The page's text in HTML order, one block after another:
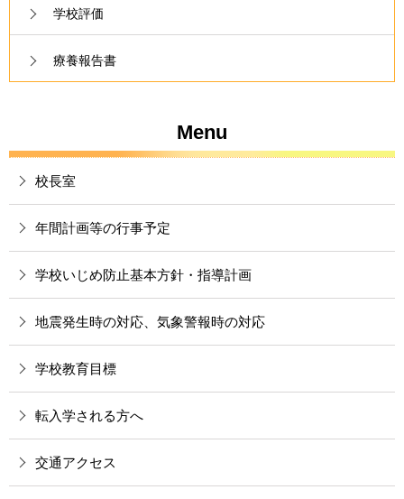
学校評価
療養報告書
Menu
校長室
年間計画等の行事予定
学校いじめ防止基本方針・指導計画
地震発生時の対応、気象警報時の対応
学校教育目標
転入学される方へ
交通アクセス